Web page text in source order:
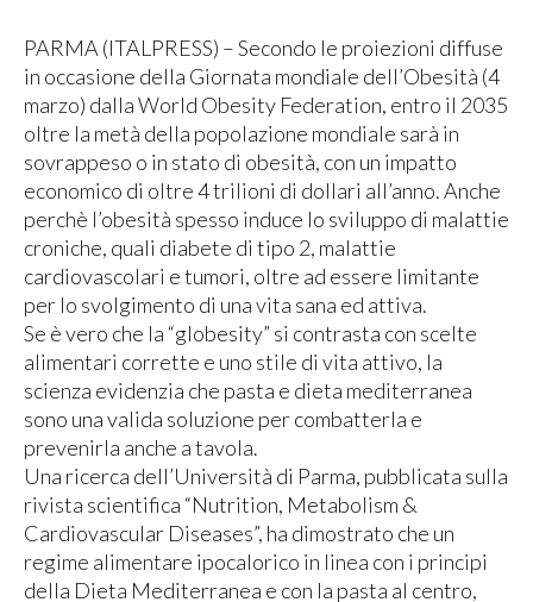
PARMA (ITALPRESS) – Secondo le proiezioni diffuse
in occasione della Giornata mondiale dell’Obesità (4
marzo) dalla World Obesity Federation, entro il 2035
oltre la metà della popolazione mondiale sarà in
sovrappeso o in stato di obesità, con un impatto
economico di oltre 4 trilioni di dollari all’anno. Anche
perchè l’obesità spesso induce lo sviluppo di malattie
croniche, quali diabete di tipo 2, malattie
cardiovascolari e tumori, oltre ad essere limitante
per lo svolgimento di una vita sana ed attiva.
Se è vero che la “globesity” si contrasta con scelte
alimentari corrette e uno stile di vita attivo, la
scienza evidenzia che pasta e dieta mediterranea
sono una valida soluzione per combatterla e
prevenirla anche a tavola.
Una ricerca dell’Università di Parma, pubblicata sulla
rivista scientifica “Nutrition, Metabolism &
Cardiovascular Diseases”, ha dimostrato che un
regime alimentare ipocalorico in linea con i principi
della Dieta Mediterranea e con la pasta al centro,